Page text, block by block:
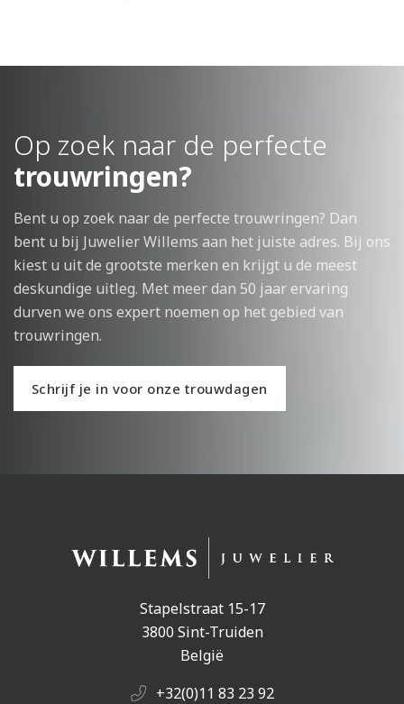
Op zoek naar de perfecte
trouwringen?
Bent u op zoek naar de perfecte trouwringen? Dan
bent u bij Juwelier Willems aan het juiste adres. Bij ons
kiest u uit de grootste merken en krijgt u de meest
deskundige uitleg. Met meer dan 50 jaar ervaring
durven we ons expert noemen op het gebied van
trouwringen.
Schrijf je in voor onze trouwdagen
Stapelstraat 15-17
3800 Sint-Truiden
België
+32(0)11 83 23 92